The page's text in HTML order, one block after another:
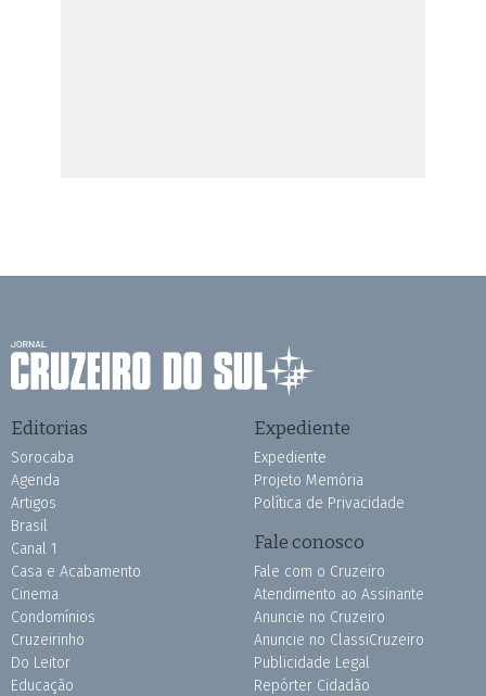
Editorias
Sorocaba
Agenda
Artigos
Brasil
Canal 1
Casa e Acabamento
Cinema
Condomínios
Cruzeirinho
Do Leitor
Educação
Expediente
Expediente
Projeto Memória
Política de Privacidade
Fale conosco
Fale com o Cruzeiro
Atendimento ao Assinante
Anuncie no Cruzeiro
Anuncie no ClassiCruzeiro
Publicidade Legal
Repórter Cidadão